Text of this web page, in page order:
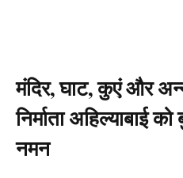
मंदिर, घाट, कुएं और
निर्माता अहिल्याबाई
नमन